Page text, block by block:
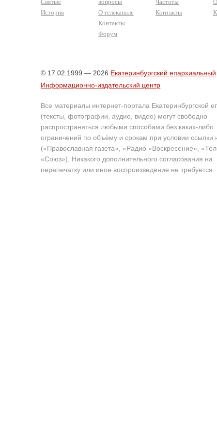
Святые
История
вопросы
О телеканале
Контакты
Форум
Частоты
Контакты
© 17.02.1999 — 2026 Екатеринбургский епархиальный
Информационно-издательский центр
Все материалы интернет-портала Екатеринбургской
(тексты, фотографии, аудио, видео) могут свободно
распространяться любыми способами без каких-либо
ограничений по объёму и срокам при условии ссылки
(«Православная газета», «Радио «Воскресение»,
«Союз»). Никакого дополнительного согласования на
перепечатку или иное воспроизведение не требуется.